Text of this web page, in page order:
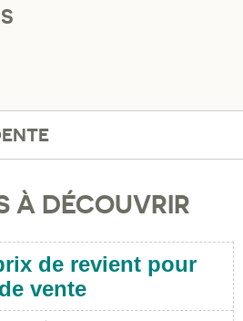
À DÉCOUVRIR
de revient pour
vente